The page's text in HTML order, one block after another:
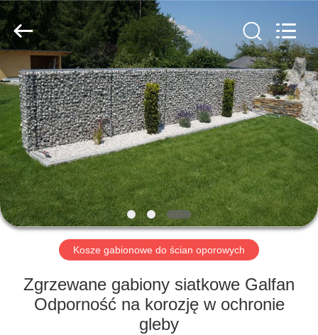
DO
DOMU
PRODUKTY
FILMY
VR
SHOW
Metal
Wire
Mesh
Products
Co.,
Ltd..
All
Reserved.
Kosze gabionowe do ścian oporowych
Zgrzewane gabiony siatkowe Galfan
Odporność na korozję w ochronie
gleby